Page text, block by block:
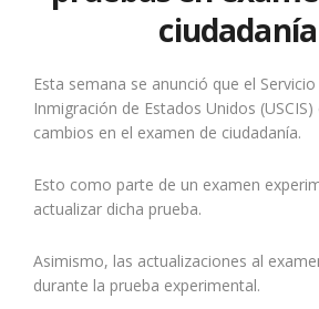
ciudadanía
Esta semana se anunció que el
Inmigración de Estados Unidos
cambios en el examen de ciudadanía.
Esto como parte de un examen
actualizar dicha prueba.
Asimismo, las actualizaciones al
durante la prueba experimental.